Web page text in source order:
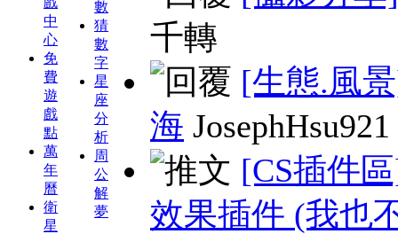
中
心
免
費
遊
戲
點
萬
年
曆
衛
星
數
猜
數
字
星
座
分
析
周
公
解
夢
千轉
[生態.風
海 JosephHsu921
[CS插件
效果插件 (我也